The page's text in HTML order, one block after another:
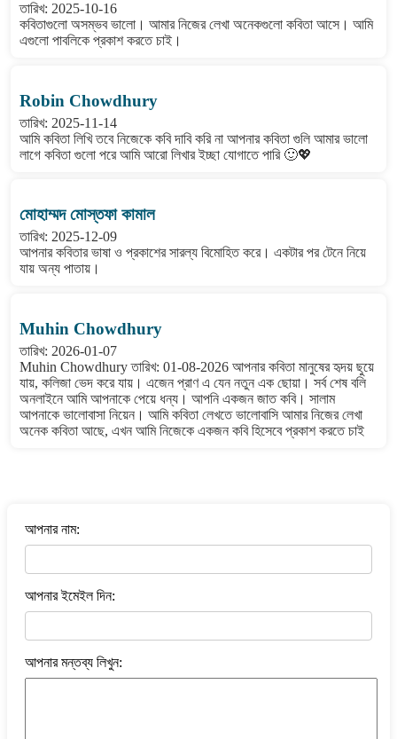
তারিখ: 2025-10-16
কবিতাগুলো অসম্ভব ভালো। আমার নিজের লেখা অনেকগুলো কবিতা আসে। আমি
এগুলো পাবলিকে প্রকাশ করতে চাই।
Robin Chowdhury
তারিখ: 2025-11-14
আমি কবিতা লিখি তবে নিজেকে কবি দাবি করি না আপনার কবিতা গুলি আমার ভালো
লাগে কবিতা গুলো পরে আমি আরো লিখার ইচ্ছা যোগাতে পারি 🙂💖
মোহাম্মদ মোস্তফা কামাল
তারিখ: 2025-12-09
আপনার কবিতার ভাষা ও প্রকাশের সারল্য বিমোহিত করে। একটার পর টেনে নিয়ে
যায় অন্য পাতায়।
Muhin Chowdhury
তারিখ: 2026-01-07
Muhin Chowdhury তারিখ: 01-08-2026 আপনার কবিতা মানুষের হৃদয় ছুয়ে
যায়, কলিজা ভেদ করে যায়। এজেন প্রাণ এ যেন নতুন এক ছোয়া। সর্ব শেষ বলি
অনলাইনে আমি আপনাকে পেয়ে ধন্য। আপনি একজন জাত কবি। সালাম
আপনাকে ভালোবাসা নিয়েন। আমি কবিতা লেখতে ভালোবাসি আমার নিজের লেখা
অনেক কবিতা আছে, এখন আমি নিজেকে একজন কবি হিসেবে প্রকাশ করতে চাই
আপনার নাম:
আপনার ইমেইল দিন:
আপনার মন্তব্য লিখুন: